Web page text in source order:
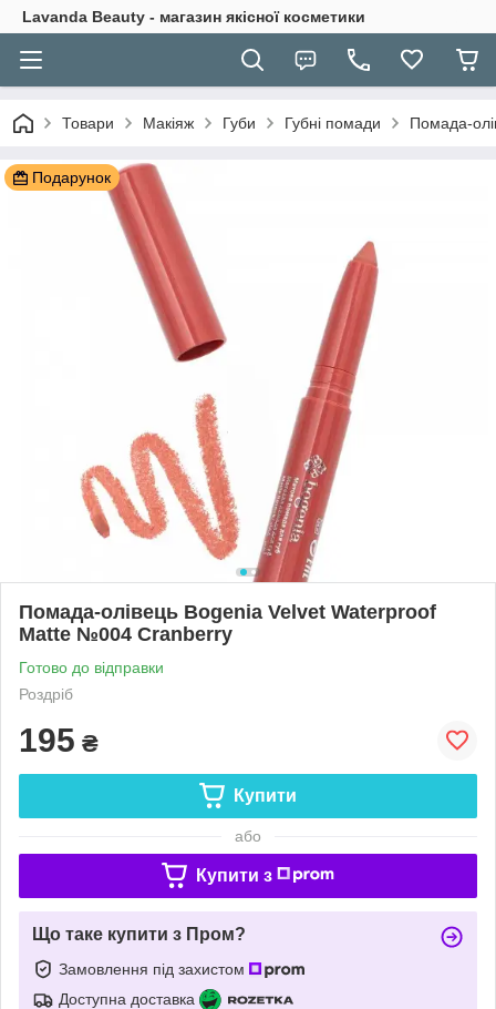
Lavanda Beauty - магазин якісної косметики
Товари Макіяж Губи Губні помади Помада-
Подарунок
Помада-олівець Bogenia Velvet Waterproof
Matte №004 Cranberry
Готово до відправки
Роздріб
195 ₴
Купити
або
Купити з
Що таке купити з Пром?
Замовлення під захистом
Доступна доставка